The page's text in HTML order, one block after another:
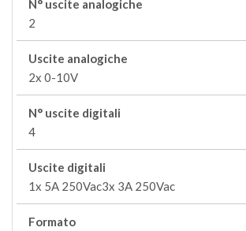
N° uscite analogiche
2
Uscite analogiche
2x 0-10V
N° uscite digitali
4
Uscite digitali
1x 5A 250Vac3x 3A 250Vac
Formato